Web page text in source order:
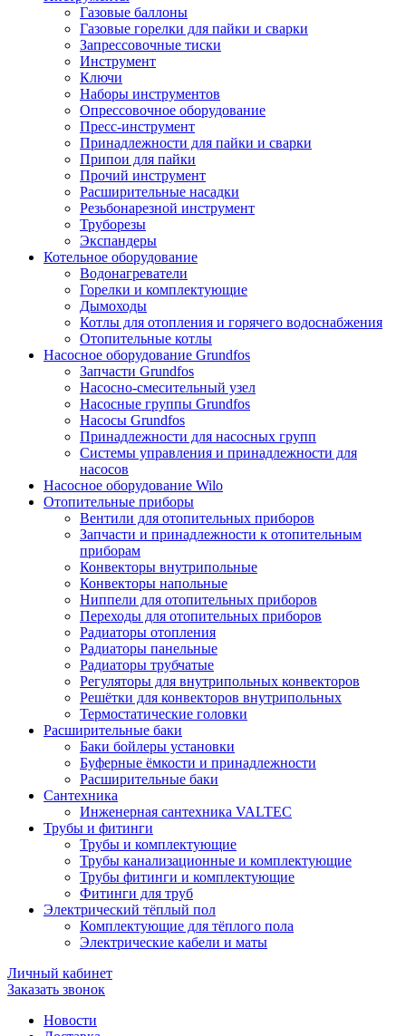
Газовые баллоны
Газовые горелки для пайки и сварки
Запрессовочные тиски
Инструмент
Ключи
Наборы инструментов
Опрессовочное оборудование
Пресс-инструмент
Принадлежности для пайки и сварки
Припои для пайки
Прочий инструмент
Расширительные насадки
Резьбонарезной инструмент
Труборезы
Экспандеры
Котельное оборудование
Водонагреватели
Горелки и комплектующие
Дымоходы
Котлы для отопления и горячего водоснабжения
Отопительные котлы
Насосное оборудование Grundfos
Запчасти Grundfos
Насосно-смесительный узел
Насосные группы Grundfos
Насосы Grundfos
Принадлежности для насосных групп
Системы управления и принадлежности для
насосов
Насосное оборудование Wilo
Отопительные приборы
Вентили для отопительных приборов
Запчасти и принадлежности к отопительным
приборам
Конвекторы внутрипольные
Конвекторы напольные
Ниппели для отопительных приборов
Переходы для отопительных приборов
Радиаторы отопления
Радиаторы панельные
Радиаторы трубчатые
Регуляторы для внутрипольных конвекторов
Решётки для конвекторов внутрипольных
Термостатические головки
Расширительные баки
Баки бойлеры установки
Буферные ёмкости и принадлежности
Расширительные баки
Сантехника
Инженерная сантехника VALTEC
Трубы и фитинги
Трубы и комплектующие
Трубы канализационные и комплектующие
Трубы фитинги и комплектующие
Фитинги для труб
Электрический тёплый пол
Комплектующие для тёплого пола
Электрические кабели и маты
Личный кабинет
Заказать звонок
Новости